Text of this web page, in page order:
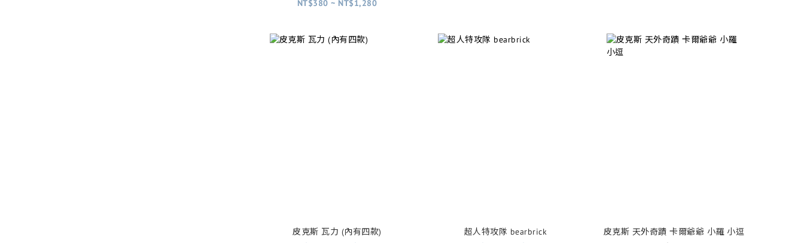
NT$380 ~ NT$1,280
皮克斯 瓦力 (內有四款)
超人特攻隊 bearbrick
皮克斯 天外奇蹟 卡爾爺爺 小羅 小逗